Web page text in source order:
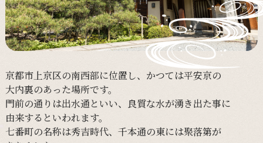
京都市上京区の南西部に位置し、 かつては平安京の
大内裏のあった場所です。
門前の通りは出水通といい、 良質な水が湧き出た事に
由来するといわれます。
七番町の名称は秀吉時代、 千本通の東には聚落第が